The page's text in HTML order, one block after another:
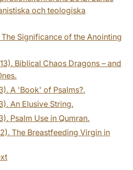
och teologiska
The Significance of the Anointing
Biblical Chaos Dragons – and
A 'Book' of Psalms?.
An Elusive String.
Psalm Use in Qumran.
The Breastfeeding Virgin in